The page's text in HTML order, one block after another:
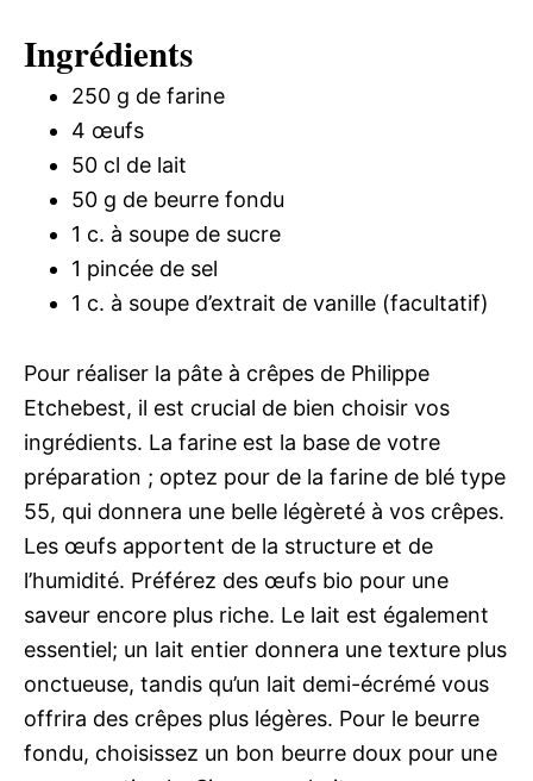
Ingrédients
250 g de farine
4 œufs
50 cl de lait
50 g de beurre fondu
1 c. à soupe de sucre
1 pincée de sel
1 c. à soupe d’extrait de vanille (facultatif)
Pour réaliser la pâte à crêpes de Philippe
Etchebest, il est crucial de bien choisir vos
ingrédients. La farine est la base de votre
préparation ; optez pour de la farine de blé type
55, qui donnera une belle légèreté à vos crêpes.
Les œufs apportent de la structure et de
l’humidité. Préférez des œufs bio pour une
saveur encore plus riche. Le lait est également
essentiel; un lait entier donnera une texture plus
onctueuse, tandis qu’un lait demi-écrémé vous
offrira des crêpes plus légères. Pour le beurre
fondu, choisissez un bon beurre doux pour une